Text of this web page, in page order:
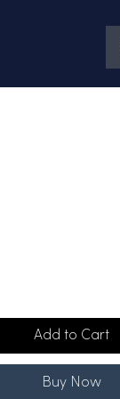
Add to Cart
Buy Now